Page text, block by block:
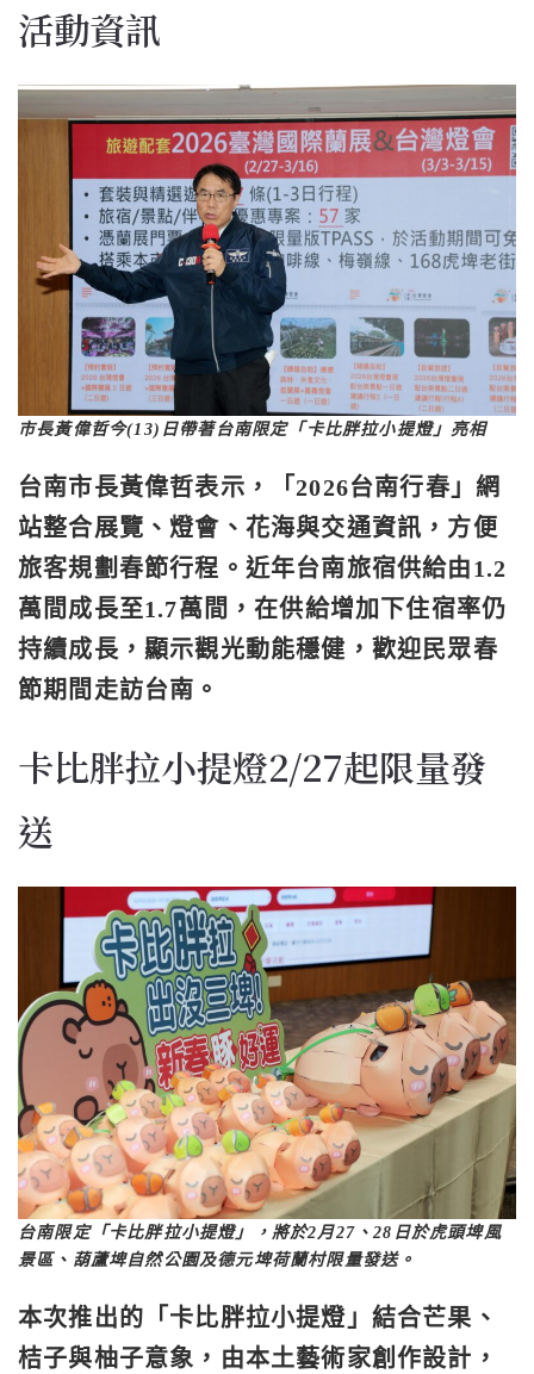
活動資訊
市長黃偉哲今(13)日帶著台南限定「卡比胖拉小提燈」亮相
台南市長黃偉哲表示，「2026台南行春」網
站整合展覽、燈會、花海與交通資訊，方便
旅客規劃春節行程。近年台南旅宿供給由1.2
萬間成長至1.7萬間，在供給增加下住宿率仍
持續成長，顯示觀光動能穩健，歡迎民眾春
節期間走訪台南。
卡比胖拉小提燈2/27起限量發
送
台南限定「卡比胖拉小提燈」，將於2月27、28日於虎頭埤風
景區、葫蘆埤自然公園及德元埤荷蘭村限量發送。
本次推出的「卡比胖拉小提燈」結合芒果、
桔子與柚子意象，由本土藝術家創作設計，